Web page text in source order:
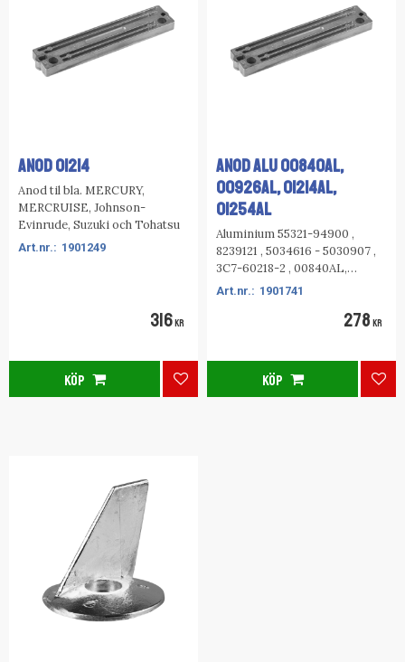
ANOD 01214
Anod til bla. MERCURY,
MERCRUISE, Johnson-
Evinrude, Suzuki och Tohatsu
1901249
316KR
Lägg till i favoriter
KÖP
ANOD ALU 00840AL,
00926AL, 01214AL,
01254AL
Aluminium 55321-94900 ,
8239121 , 5034616 - 5030907 ,
3C7-60218-2 , 00840AL,
00926AL, 01214AL, 01254AL
1901741
278 KR
KÖP